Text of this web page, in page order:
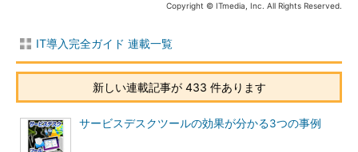
Copyright © ITmedia, Inc. All Rights Reserved.
IT導入完全ガイド 連載一覧
新しい連載記事が 433 件あります
サービスデスクツールの効果が分かる3つの事例